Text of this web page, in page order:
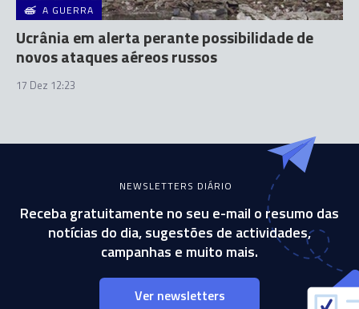
A GUERRA
Ucrânia em alerta perante possibilidade de
novos ataques aéreos russos
17 Dez 12:23
NEWSLETTERS DIÁRIO
Receba gratuitamente no seu e-mail o resumo das
notícias do dia, sugestões de actividades,
campanhas e muito mais.
Ver newsletters